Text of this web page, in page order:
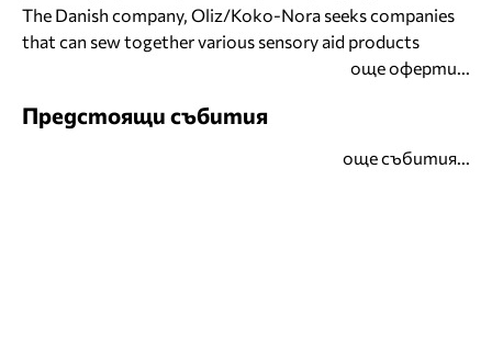
The Danish company, Oliz/Koko-Nora seeks companies
that can sew together various sensory aid products
още оферти...
Предстоящи събития
още събития...